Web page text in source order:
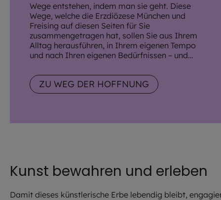
Wege entstehen, indem man sie geht. Diese
Wege, welche die Erzdiözese München und
Freising auf diesen Seiten für Sie
zusammengetragen hat, sollen Sie aus Ihrem
Alltag herausführen, in Ihrem eigenen Tempo
und nach Ihren eigenen Bedürfnissen – und
das die Grenzen des sinnlich Erfahrbaren
überschreitet: Auf die Hoffnung selbst.
ZU WEG DER HOFFNUNG
Kunst bewahren und erleben
Damit dieses künstlerische Erbe lebendig bleibt,